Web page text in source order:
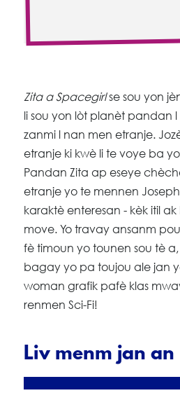
Zita a Spacegirlse sou yon
li sou yon lòt planèt pandan
zanmi l nan men etranje.
etranje ki kwè li te voye ba
Pandan Zita ap eseye
etranje yo te mennen
karaktè enteresan - kèk itil
move. Yo travay ansanm
fè timoun yo tounen sou tè
bagay yo pa toujou ale jan
woman grafik pafè klas
renmen Sci-Fi!
Liv menm jan an